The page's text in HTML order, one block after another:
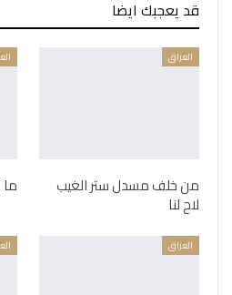
قد يعجبك ايضا
العراق
من خلف مسدل ستر الغيب
لاح لنا
العراق